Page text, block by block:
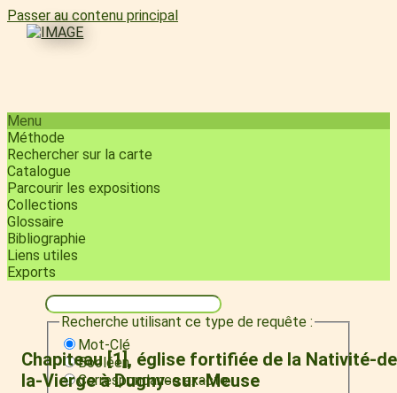
Passer au contenu principal
Menu
Méthode
Rechercher sur la carte
Catalogue
Parcourir les expositions
Collections
Glossaire
Bibliographie
Liens utiles
Exports
Recherche utilisant ce type de requête :
Mot-Clé
Booléen
Correspondance exacte
Chapiteau [1], église fortifiée de la Nativité-
la-Vierge à Dugny-sur-Meuse